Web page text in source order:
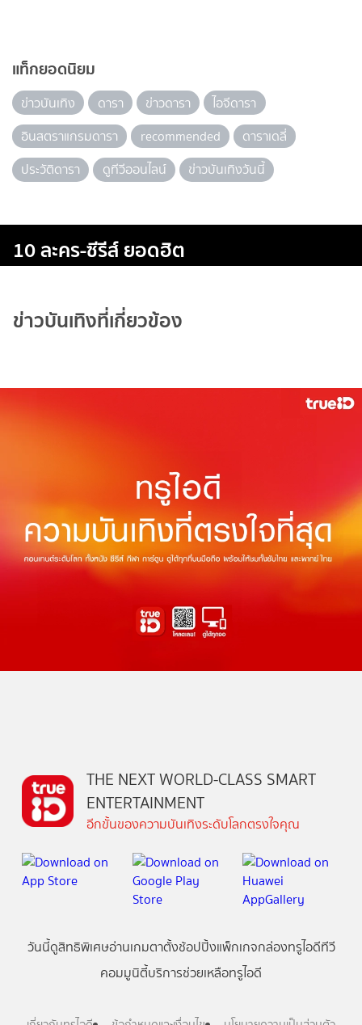
แท็กยอดนิยม
ข่าวบันเทิง ดารา ข่าวดารา
ไอจีดารา
อินสตราแกรมดารา
recommended
ดาราเดลี่
ประวัติดารา
ดูทีวีออนไลน์ ข่าวบันเทิงวันนี้
10 ละคร-ซีรีส์ ยอดฮิต
ข่าวบันเทิงที่เกี่ยวข้อง
THE NEXT WORLD-CLASS SMART
ENTERTAINMENT
อีกขั้นของความบันเทิงระดับโลกตรงใจคุณ
วันนี้ดูสิทธิพิเศษอ่านเกมตาตั้งช้อปปิ้งแพ็กเกจกล่องทรูไอดีทีวี
คอมมูนิตี้บริการช่วยเหลือทรูไอดี